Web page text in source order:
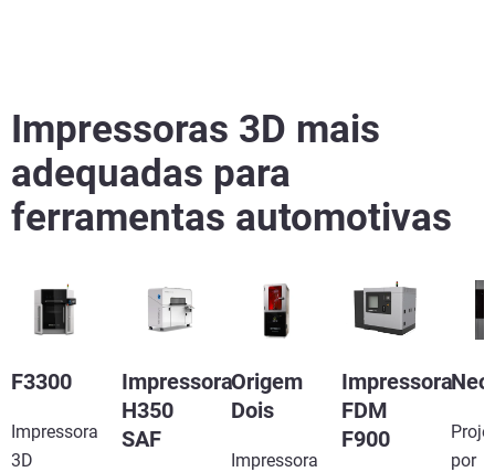
Impressoras 3D mais
adequadas para
ferramentas automotivas
F3300
Impressora
3D
Impressora
H350
SAF
Origem
Dois
Impressora
Impressora
FDM
F900
por